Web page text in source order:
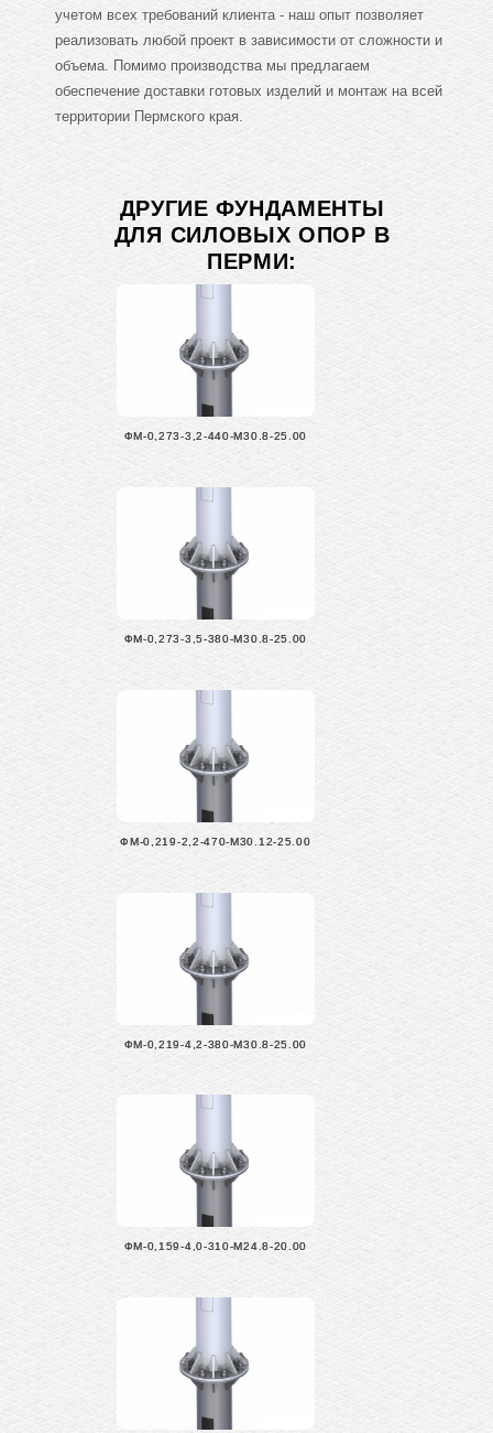
учетом всех требований клиента - наш опыт позволяет
реализовать любой проект в зависимости от сложности и
объема. Помимо производства мы предлагаем
обеспечение доставки готовых изделий и монтаж на всей
территории Пермского края.
ДРУГИЕ ФУНДАМЕНТЫ
ДЛЯ СИЛОВЫХ ОПОР В
ПЕРМИ:
ФМ-0,273-3,2-440-М30.8-25.00
ФМ-0,273-3,5-380-М30.8-25.00
ФМ-0,219-2,2-470-М30.12-25.00
ФМ-0,219-4,2-380-М30.8-25.00
ФМ-0,159-4,0-310-М24.8-20.00